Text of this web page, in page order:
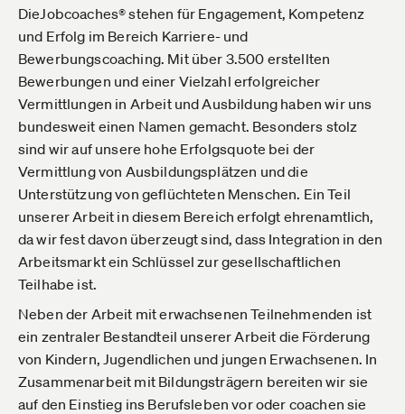
DieJobcoaches® stehen für Engagement, Kompetenz
und Erfolg im Bereich Karriere- und
Bewerbungscoaching. Mit über 3.500 erstellten
Bewerbungen und einer Vielzahl erfolgreicher
Vermittlungen in Arbeit und Ausbildung haben wir uns
bundesweit einen Namen gemacht. Besonders stolz
sind wir auf unsere hohe Erfolgsquote bei der
Vermittlung von Ausbildungsplätzen und die
Unterstützung von geflüchteten Menschen. Ein Teil
unserer Arbeit in diesem Bereich erfolgt ehrenamtlich,
da wir fest davon überzeugt sind, dass Integration in den
Arbeitsmarkt ein Schlüssel zur gesellschaftlichen
Teilhabe ist.
Neben der Arbeit mit erwachsenen Teilnehmenden ist
ein zentraler Bestandteil unserer Arbeit die Förderung
von Kindern, Jugendlichen und jungen Erwachsenen. In
Zusammenarbeit mit Bildungsträgern bereiten wir sie
auf den Einstieg ins Berufsleben vor oder coachen sie